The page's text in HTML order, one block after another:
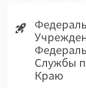
Службы
Краю